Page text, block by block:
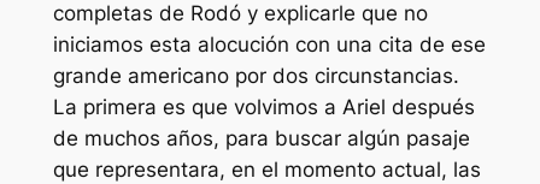
completas de Rodó y explicarle que no
iniciamos esta alocución con una cita de ese
grande americano por dos circunstancias.
La primera es que volvimos a Ariel después
de muchos años, para buscar algún pasaje
que representara, en el momento actual, las